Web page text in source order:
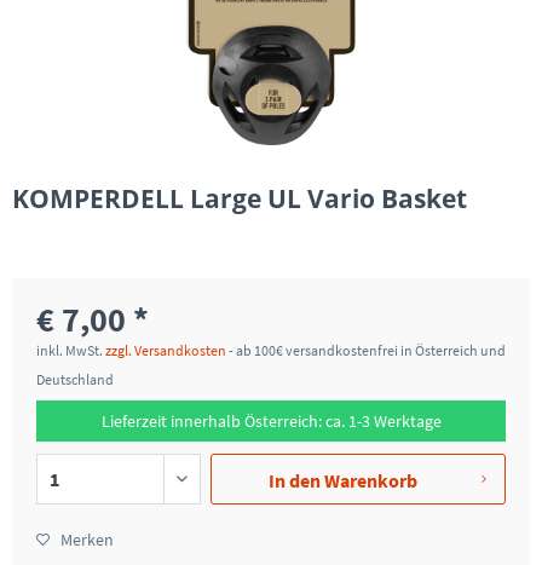
KOMPERDELL Large UL Vario Basket
€ 7,00 *
inkl. MwSt. zzgl. Versandkosten - ab 100€ versandkostenfrei in Österreich und
Deutschland
Lieferzeit innerhalb Österreich: ca. 1-3 Werktage
In denWarenkorb
Merken